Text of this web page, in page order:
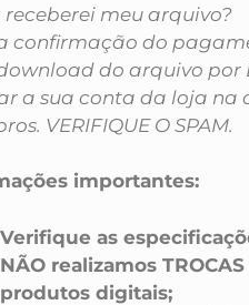
receberei meu arquivo?
confirmação do
do arquivo por
a sua conta da loja na
VERIFIQUE O SPAM.
importantes:
Verifique as
NÃO realizamos
produtos digitais;